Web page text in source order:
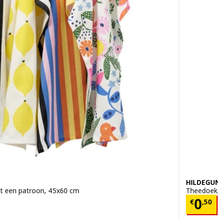
een patroon, 45x60 cm
st.
€0,50
Prijs